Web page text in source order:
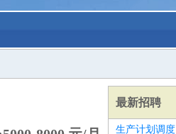
最新招聘
生产计划调度